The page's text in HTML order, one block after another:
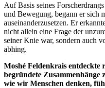
Auf Basis seines
und Bewegung, begann er sich
auseinanderzusetzen. Er
nicht allein eine Frage der
seiner Knie war, sondern auch
abhing.
Moshé Feldenkrais entdeckte
begründete Zusammenhänge
wie wir Menschen denken,